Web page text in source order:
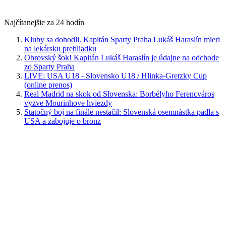
Najčítanejšie za 24 hodín
Kluby sa dohodli. Kapitán Sparty Praha Lukáš Haraslín mieri
na lekársku prehliadku
Obrovský šok! Kapitán Lukáš Haraslín je údajne na odchode
zo Sparty Praha
LIVE: USA U18 - Slovensko U18 / Hlinka-Gretzky Cup
(online prenos)
Real Madrid na skok od Slovenska: Borbélyho Ferencváros
vyzve Mourinhove hviezdy
Statočný boj na finále nestačil: Slovenská osemnástka padla s
USA a zabojuje o bronz